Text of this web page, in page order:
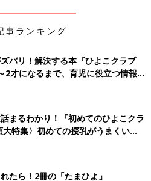
事ランキング
バリ！解決する本『ひよこクラブ
才になるまで、育児に役立つ情報が
まるわかり！『初めてのひよこクラ
大特集〉初めての授乳がうまくい
ルクの基本と夏のトラブル 解決テ
たら！2冊の「たまひよ」